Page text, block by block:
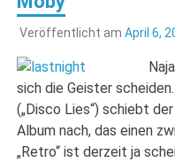
Veröffentlicht am April 6,
sich die Geister
(„Disco Lies“) schiebt
Album nach, das einen
„Retro“ ist derzeit ja